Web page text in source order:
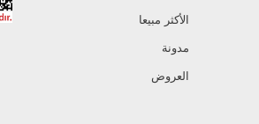
الأكثر مبيعا
مدونة
العروض